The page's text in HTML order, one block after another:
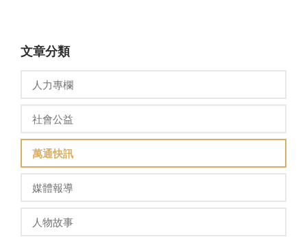
文章分類
人力專欄
社會公益
萬通快訊
媒體報導
人物故事